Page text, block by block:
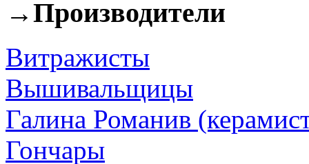
→Производители
Витражисты
Вышивальщицы
Галина Романив
Гончары